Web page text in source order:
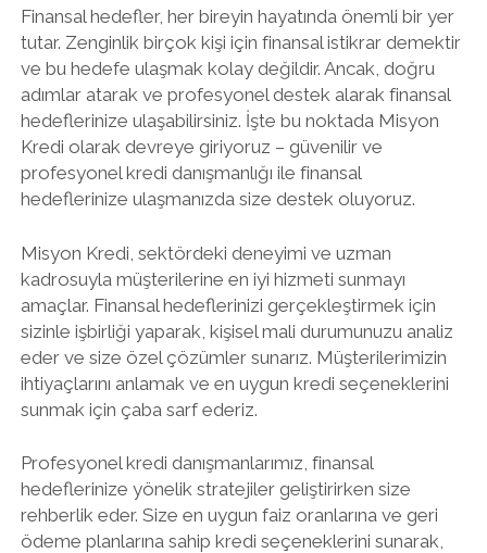
Finansal hedefler, her bireyin hayatında önemli bir yer
tutar. Zenginlik birçok kişi için finansal istikrar demektir
ve bu hedefe ulaşmak kolay değildir. Ancak, doğru
adımlar atarak ve profesyonel destek alarak finansal
hedeflerinize ulaşabilirsiniz. İşte bu noktada Misyon
Kredi olarak devreye giriyoruz – güvenilir ve
profesyonel kredi danışmanlığı ile finansal
hedeflerinize ulaşmanızda size destek oluyoruz.
Misyon Kredi, sektördeki deneyimi ve uzman
kadrosuyla müşterilerine en iyi hizmeti sunmayı
amaçlar. Finansal hedeflerinizi gerçekleştirmek için
sizinle işbirliği yaparak, kişisel mali durumunuzu analiz
eder ve size özel çözümler sunarız. Müşterilerimizin
ihtiyaçlarını anlamak ve en uygun kredi seçeneklerini
sunmak için çaba sarf ederiz.
Profesyonel kredi danışmanlarımız, finansal
hedeflerinize yönelik stratejiler geliştirirken size
rehberlik eder. Size en uygun faiz oranlarına ve geri
ödeme planlarına sahip kredi seçeneklerini sunarak,